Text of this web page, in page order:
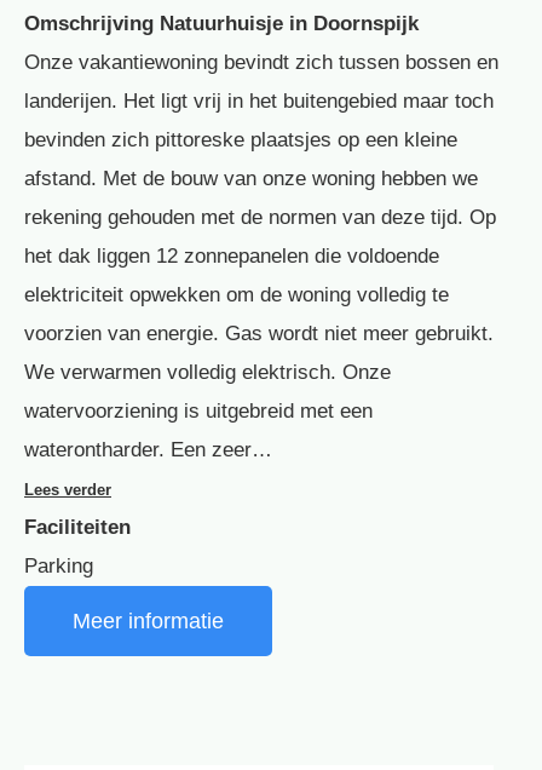
Omschrijving Natuurhuisje in Doornspijk
Onze vakantiewoning bevindt zich tussen bossen en
landerijen. Het ligt vrij in het buitengebied maar toch
bevinden zich pittoreske plaatsjes op een kleine
afstand. Met de bouw van onze woning hebben we
rekening gehouden met de normen van deze tijd. Op
het dak liggen 12 zonnepanelen die voldoende
elektriciteit opwekken om de woning volledig te
voorzien van energie. Gas wordt niet meer gebruikt.
We verwarmen volledig elektrisch. Onze
watervoorziening is uitgebreid met een
waterontharder. Een zeer…
Lees verder
Faciliteiten
Parking
Meer informatie